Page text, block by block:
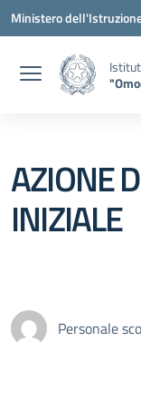
Vai ai contenuti
Vai al menu di
Vai al footer
Ministero
AZIONE
INIZIALE
Personale